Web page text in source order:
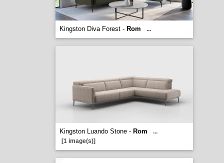
Kingston Diva Forest - Rom ...
Kingston Luando Stone - Rom
...
[1 image(s)]